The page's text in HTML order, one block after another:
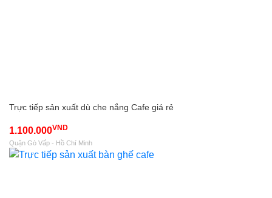
Trực tiếp sản xuất dù che nắng Cafe giá rẻ
1.100.000VND
Quận Gò Vấp - Hồ Chí Minh